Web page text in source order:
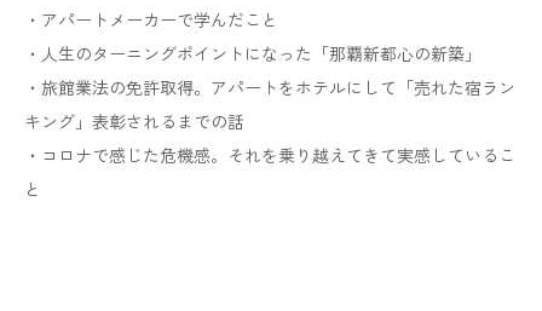
・アパートメーカーで学んだこと
・人生のターニングポイントになった「那覇新都心の新築」
・旅館業法の免許取得。アパートをホテルにして「売れた宿ラン
キング」表彰されるまでの話
・コロナで感じた危機感。それを乗り越えてきて実感しているこ
と